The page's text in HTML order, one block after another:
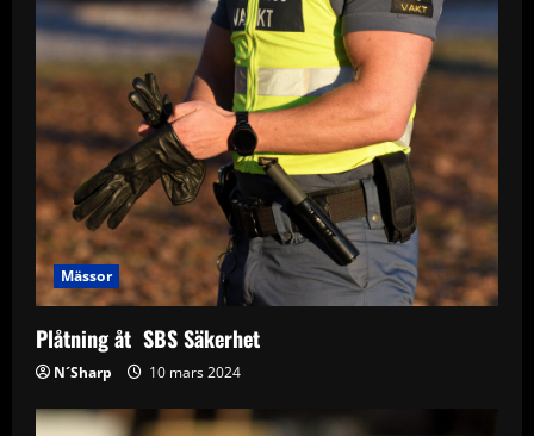
Mässor
Plåtning åt SBS Säkerhet
N´Sharp 10 mars 2024